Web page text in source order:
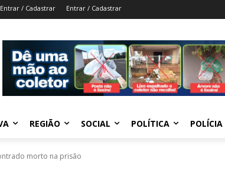
Entrar / Cadastrar Entrar / Cadastrar
REGIÃO SOCIAL POLÍTICA POLÍCIA
morto na prisão